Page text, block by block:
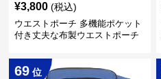
¥3,800 (税込)
ウエストポーチ 多機能ポケット
付き丈夫な布製ウエストポーチ
69 位